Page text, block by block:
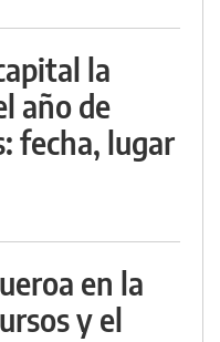
la
año de
fecha, lugar
en la
y el